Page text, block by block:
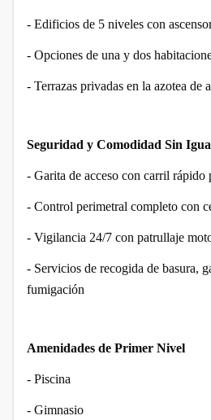
- Edificios de 5 niveles con
- Opciones de una y dos
- Terrazas privadas en la azotea de
Seguridad y Comodidad Sin
- Garita de acceso con carril rápido
- Control perimetral completo con
- Vigilancia 24/7 con patrullaje
- Servicios de recogida de basura,
fumigación
Amenidades de Primer Nivel
- Piscina
- Gimnasio